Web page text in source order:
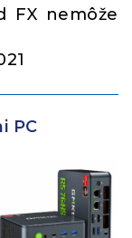
FX nemôže
PC